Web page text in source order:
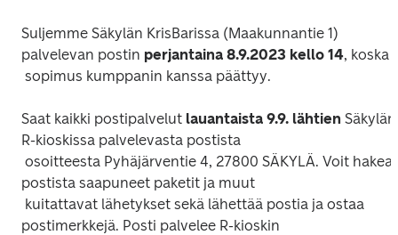
Suljemme Säkylän KrisBarissa (Maakunnantie 1)
palvelevan postin perjantaina 8.9.2023 kello 14, koska
Saat kaikki postipalvelut lauantaista 9.9. lähtien Säkylän
R-kioskissa palvelevasta postista
postista saapuneet paketit ja muut
postimerkkejä. Posti palvelee R-kioskin